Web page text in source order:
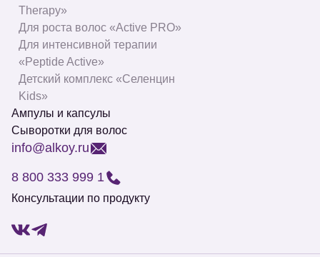
Therapy»
Для роста волос «Active PRO»
Для интенсивной терапии
«Peptide Active»
Детский комплекс «Селенцин
Kids»
Ампулы и капсулы
Сыворотки для волос
info@alkoy.ru
8 800 333 999 1
Консультации по продукту